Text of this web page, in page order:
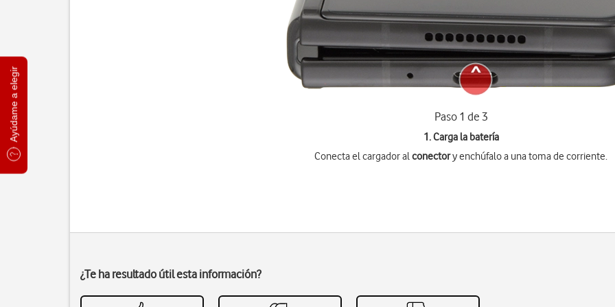
Ayúdame a elegir Paso 1 de 3
1. Carga la batería
Conecta el cargador alconectory enchúfalo a una toma de corriente.
¿Te ha resultado útil esta información?